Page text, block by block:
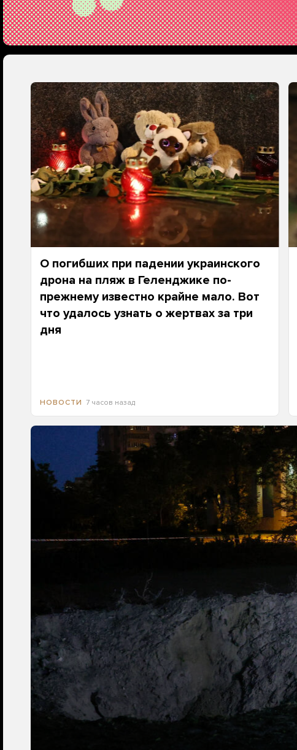
О погибших при падении украинского
дрона на пляж в Геленджике по-
прежнему известно крайне мало. Вот
что удалось узнать о жертвах за три
дня
НОВОСТИ 7 часов назад